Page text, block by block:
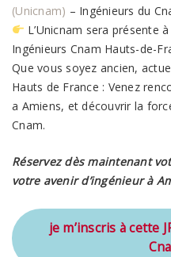
(Unicnam) – Ingénieurs du
L’Unicnam sera présente
Ingénieurs Cnam Hauts-de-
Que vous soyez ancien,
Hauts de France : Venez
a Amiens, et découvrir la
Cnam.
Réservez dès maintenant
votre avenir d’ingénieur à
je m’inscris à cette